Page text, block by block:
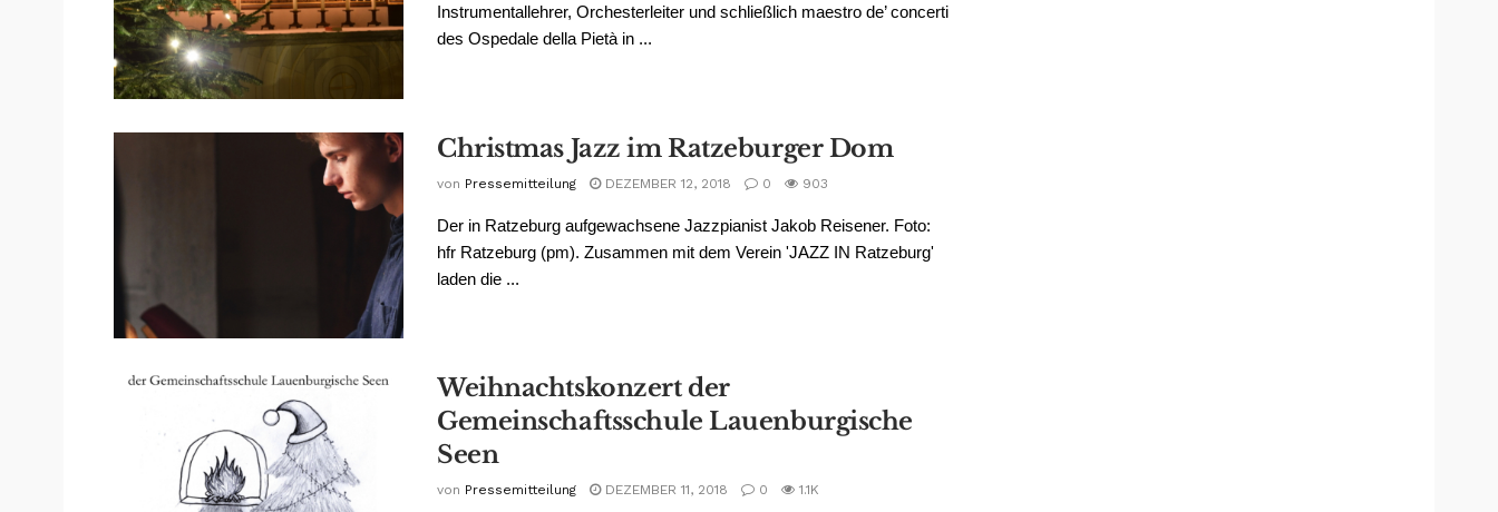
Instrumentallehrer, Orchesterleiter und schließlich maestro de’ concerti
des Ospedale della Pietà in ...
Christmas Jazz im Ratzeburger Dom
von Pressemitteilung DEZEMBER 12, 2018 0 903
Der in Ratzeburg aufgewachsene Jazzpianist Jakob Reisener. Foto:
hfr Ratzeburg (pm). Zusammen mit dem Verein 'JAZZ IN Ratzeburg'
laden die ...
Weihnachtskonzert der
Gemeinschaftsschule Lauenburgische
Seen
von Pressemitteilung DEZEMBER 11, 2018 0 1.1K